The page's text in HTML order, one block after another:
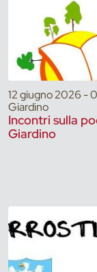
12 giugno 2026 -
Giardino
Incontri sulla
Giardino